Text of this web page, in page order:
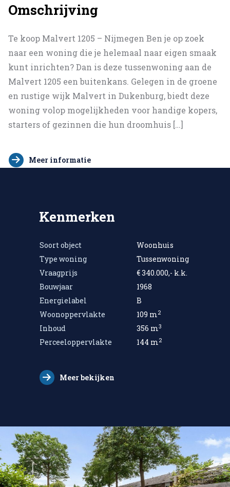
Omschrijving
Te koop Malvert 1205 – Nijmegen Ben je op zoek
naar een woning die je helemaal naar eigen smaak
kunt inrichten? Dan is deze tussenwoning aan de
Malvert 1205 een buitenkans. Gelegen in de groene
en rustige wijk Malvert in Dukenburg, biedt deze
woning volop mogelijkheden voor handige kopers,
starters of gezinnen die hun droomhuis […]
Meer informatie
Kenmerken
Soort object
Woonhuis
Type woning
Tussenwoning
Vraagprijs
€ 340.000,- k.k.
Bouwjaar
1968
Energielabel
B
Woonoppervlakte
109 m2
Inhoud 356 m3
Perceeloppervlakte 144 m2
Meer bekijken